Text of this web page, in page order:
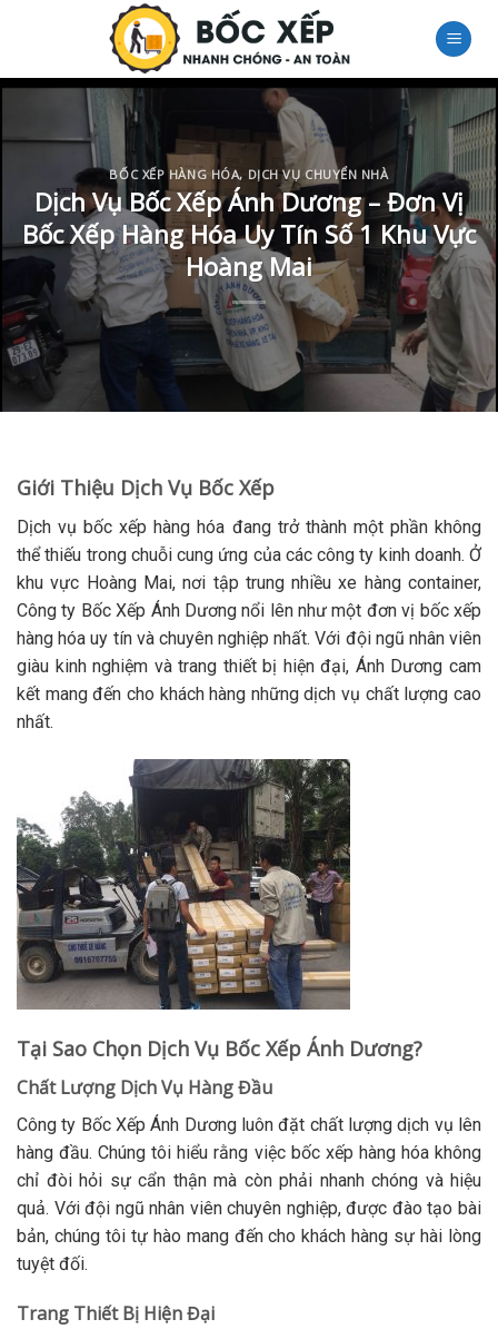
BỐC XẾP HÀNG HÓA, DỊCH VỤ CHUYỂN NHÀ
Dịch Vụ Bốc Xếp Ánh Dương – Đơn Vị
Bốc Xếp Hàng Hóa Uy Tín Số 1 Khu Vực
Hoàng Mai
Giới Thiệu Dịch Vụ Bốc Xếp
Dịch vụ bốc xếp hàng hóa đang trở thành một phần không
thể thiếu trong chuỗi cung ứng của các công ty kinh doanh. Ở
khu vực Hoàng Mai, nơi tập trung nhiều xe hàng container,
Công ty Bốc Xếp Ánh Dương nổi lên như một đơn vị bốc xếp
hàng hóa uy tín và chuyên nghiệp nhất. Với đội ngũ nhân viên
giàu kinh nghiệm và trang thiết bị hiện đại, Ánh Dương cam
kết mang đến cho khách hàng những dịch vụ chất lượng cao
nhất.
Tại Sao Chọn Dịch Vụ Bốc Xếp Ánh Dương?
Chất Lượng Dịch Vụ Hàng Đầu
Công ty Bốc Xếp Ánh Dương luôn đặt chất lượng dịch vụ lên
hàng đầu. Chúng tôi hiểu rằng việc bốc xếp hàng hóa không
chỉ đòi hỏi sự cẩn thận mà còn phải nhanh chóng và hiệu
quả. Với đội ngũ nhân viên chuyên nghiệp, được đào tạo bài
bản, chúng tôi tự hào mang đến cho khách hàng sự hài lòng
tuyệt đối.
Trang Thiết Bị Hiện Đại